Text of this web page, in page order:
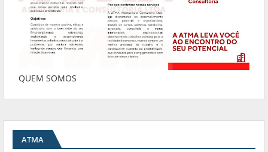
QUEM SOMOS
ATMA